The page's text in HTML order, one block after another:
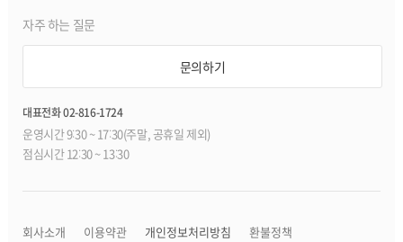
자주 하는 질문
문의하기
대표전화 02-816-1724
운영시간 9:30 ~ 17:30(주말, 공휴일 제외)
점심시간 12:30 ~ 13:30
회사소개 이용약관 개인정보처리방침 환불정책